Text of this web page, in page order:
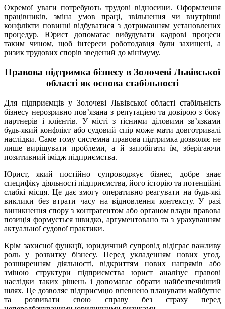
Окремої уваги потребують трудові відносини. Оформлення
працівників, зміна умов праці, звільнення чи внутрішні
конфлікти повинні відбуватися з дотриманням установлених
процедур. Юрист допомагає вибудувати кадрові процеси
таким чином, щоб інтереси роботодавця були захищені, а
ризик трудових спорів зведений до мінімуму.
Правова підтримка бізнесу в Золочеві Львівської
області як основа стабільності
Для підприємців у Золочеві Львівської області стабільність
бізнесу нерозривно пов’язана з репутацією та довірою з боку
партнерів і клієнтів. У місті з тісними діловими зв’язками
будь-який конфлікт або судовий спір може мати довготривалі
наслідки. Саме тому системна правова підтримка дозволяє не
лише вирішувати проблеми, а й запобігати їм, зберігаючи
позитивний імідж підприємства.
Юрист, який постійно супроводжує бізнес, добре знає
специфіку діяльності підприємства, його історію та потенційні
слабкі місця. Це дає змогу оперативно реагувати на будь-які
виклики без втрати часу на відновлення контексту. У разі
виникнення спору з контрагентом або органом влади правова
позиція формується швидко, аргументовано та з урахуванням
актуальної судової практики.
Крім захисної функції, юридичний супровід відіграє важливу
роль у розвитку бізнесу. Перед укладенням нових угод,
розширенням діяльності, відкриттям нових напрямів або
зміною структури підприємства юрист аналізує правові
наслідки таких рішень і допомагає обрати найбезпечніший
шлях. Це дозволяє підприємцю впевнено планувати майбутнє
та розвивати свою справу без страху перед